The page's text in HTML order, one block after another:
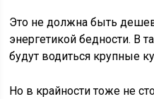
Это не должна быть
энергетикой бедности. В
будут водиться крупные
Но в крайности тоже не